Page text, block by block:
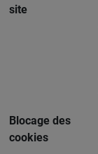
site
Blocage des
cookies